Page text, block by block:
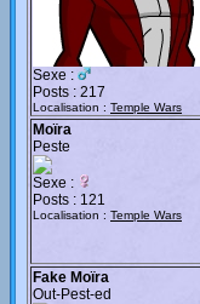
Sexe :
Posts : 217
Localisation : Temple Wars
Moïra
Peste
Sexe :
Posts : 121
Localisation : Temple Wars
Fake Moïra
Out-Pest-ed